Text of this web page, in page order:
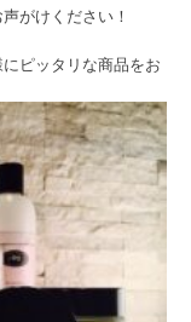
がけください！
ピッタリな商品をお